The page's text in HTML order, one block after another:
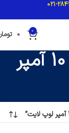
021-
0
0
منبع تغذیه 24 ولت 10 آمپر